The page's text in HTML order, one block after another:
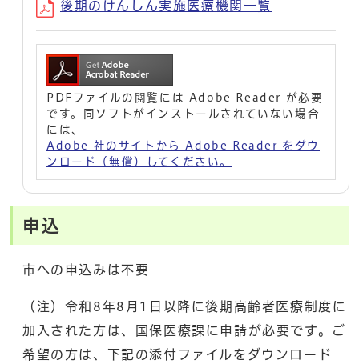
後期のけんしん実施医療機関一覧
PDFファイルの閲覧には Adobe Reader が必要
です。同ソフトがインストールされていない場合
には、
Adobe 社のサイトから Adobe Reader をダウ
ンロード（無償）してください。
申込
市への申込みは不要
（注）令和8年8月1日以降に後期高齢者医療制度に
加入された方は、国保医療課に申請が必要です。ご
希望の方は、下記の添付ファイルをダウンロード